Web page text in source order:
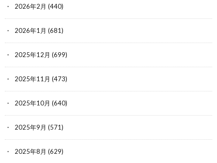
2026年2月 (440)
2026年1月 (681)
2025年12月 (699)
2025年11月 (473)
2025年10月 (640)
2025年9月 (571)
2025年8月 (629)